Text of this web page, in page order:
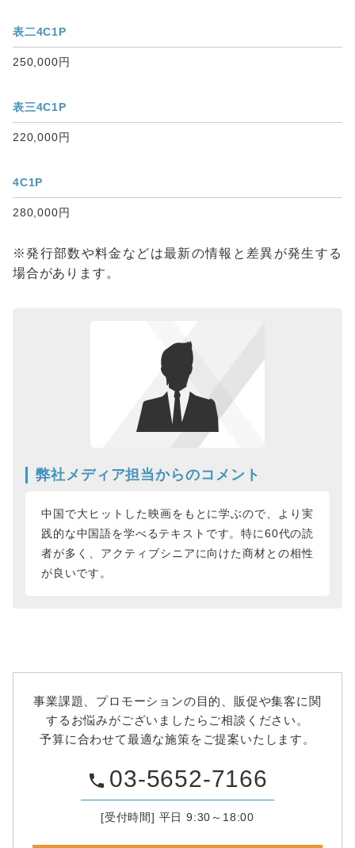
表二4C1P
250,000円
表三4C1P
220,000円
4C1P
280,000円
※発行部数や料金などは最新の情報と差異が発生する
場合があります。
弊社メディア担当からのコメント
中国で大ヒットした映画をもとに学ぶので、より実
践的な中国語を学べるテキストです。特に60代の読
者が多く、アクティブシニアに向けた商材との相性
が良いです。
事業課題、プロモーションの目的、販促や集客に関
するお悩みがございましたらご相談ください。
予算に合わせて最適な施策をご提案いたします。
phone 03-5652-7166
[受付時間] 平日 9:30～18:00